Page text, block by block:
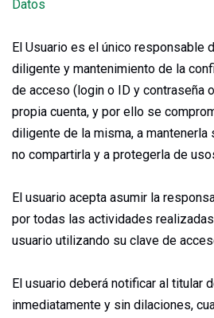
Datos
El Usuario es el único responsable
diligente y mantenimiento de la
de acceso (login o ID y contraseña
propia cuenta, y por ello se
diligente de la misma, a mantenerla
no compartirla y a protegerla de
El usuario acepta asumir la
por todas las actividades
usuario utilizando su clave de
El usuario deberá notificar al titular
inmediatamente y sin dilaciones,